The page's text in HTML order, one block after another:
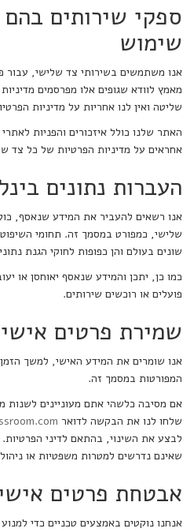
ספקי שירותים
שימוש
אנו משתמשים בשירותי צד שלישי, עבור
מאמץ לוודא שגופים אלו מפרסמים
שליטה ואין לנו אחריות על מדיניות
האתר שלנו כולל איזכורים והפניות
אחראים על מדיניות הפרטיות של כל צד
העברות נתונים
אנו רשאים להעביר את המידע שנאסף,
שלישי, כמפורט במסמך זה. תחומי
שונים בעולם והן כפופות לחוקי הגנת
כמו כן, יתכן והמידע שנאסף יאוחסן או
פועלים או רוכשים שירותים.
שמירת פרטים
אנו שומרים את המידע האישי, למשך
המפורטות במסמך זה.
אם מסיבה כלשהי אתם מעוניינים לשנות
שלחו לנו את הבקשה לדואר
לבצע את השינוי, בהתאם לדיני
שאינם נדרשים למטרות משפטיות או
אבטחת פרטים
אנחנו נוקטים באמצעים טכניים כדי